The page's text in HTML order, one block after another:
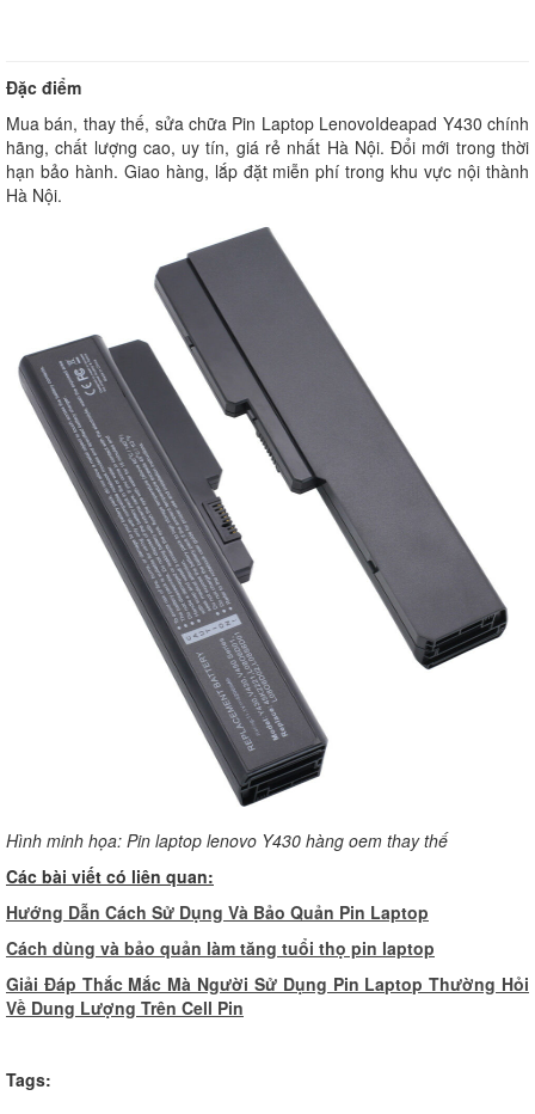
Đặc điểm
Mua bán, thay thế, sửa chữa Pin Laptop LenovoIdeapad Y430 chính
hãng, chất lượng cao, uy tín, giá rẻ nhất Hà Nội. Đổi mới trong thời
hạn bảo hành. Giao hàng, lắp đặt miễn phí trong khu vực nội thành
Hà Nội.
Hình minh họa: Pin laptop lenovo Y430 hàng oem thay thế
Các bài viết có liên quan:
Hướng Dẫn Cách Sử Dụng Và Bảo Quản Pin Laptop
Cách dùng và bảo quản làm tăng tuổi thọ pin laptop
Giải Đáp Thắc Mắc Mà Người Sử Dụng Pin Laptop Thường Hỏi
Về Dung Lượng Trên Cell Pin
Tags: